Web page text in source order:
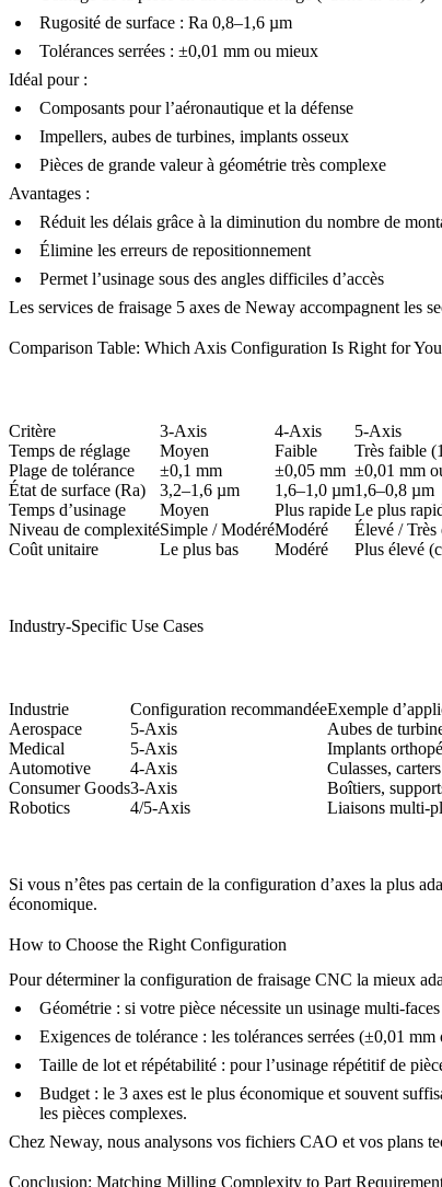
Rugosité de surface : Ra 0,8–1,6 µm
Tolérances serrées : ±0,01 mm ou mieux
Idéal pour :
Composants pour l’aéronautique et la défense
Impellers, aubes de turbines, implants osseux
Pièces de grande valeur à géométrie très complexe
Avantages :
Réduit les délais grâce à la diminution du nombre de
Élimine les erreurs de repositionnement
Permet l’usinage sous des angles difficiles d’accès
Les services de fraisage 5 axes de Neway accompagnent les
Comparison Table: Which Axis Configuration Is Right for
Critère 3-Axis 4-Axis
5-Axis
Temps de réglage
Moyen Faible
Très faible
Plage de tolérance
±0,1 mm ±0,05 mm ±0,01 mm
État de surface (Ra)
3,2–1,6 µm 1,6–1,0 µm1,6–0,8 µm
Temps d’usinage
Moyen Plus rapideLe plus
Niveau de complexitéSimple / ModéréModéré
Élevé / Très
Coût unitaire
Le plus bas Modéré Plus élevé
Industry-Specific Use Cases
Industrie Configuration recommandéeExemple
Aerospace
5-Axis
Aubes de
Medical
5-Axis
Implants
Automotive
4-Axis
Culasses,
Consumer Goods3-Axis
Boîtiers,
Robotics
4/5-Axis Liaisons multi-
Si vous n’êtes pas certain de la configuration d’axes la plus
économique.
How to Choose the Right Configuration
Pour déterminer la configuration de fraisage CNC la mieux
Géométrie : si votre pièce nécessite un usinage multi-
Exigences de tolérance : les tolérances serrées (±0,01
Taille de lot et répétabilité : pour l’usinage répétitif de
Budget : le 3 axes est le plus économique et souvent
les pièces complexes.
Chez Neway, nous analysons vos fichiers CAO et vos plans
Conclusion: Matching Milling Complexity to Part